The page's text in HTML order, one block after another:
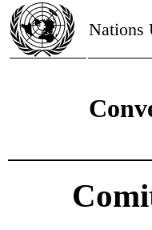
Nations